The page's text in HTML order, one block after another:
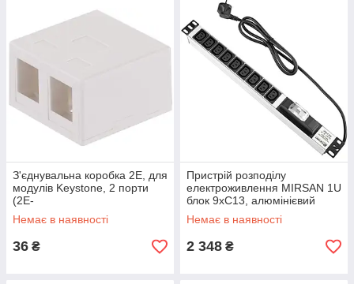
З'єднувальна коробка 2Е, для
модулів Keystone, 2 порти
(2E-
CONSOCASEBOX2JACKS)
Немає в наявності
36 ₴
Пристрій розподілу
електроживлення MIRSAN 1U
блок 9хC13, алюмінієвий
корпус 1.8 м
(MR.PRZ1U9IE.C13)
Немає в наявності
2 348 ₴